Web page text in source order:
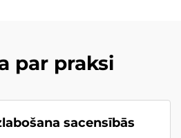
par praksi
sacensībās